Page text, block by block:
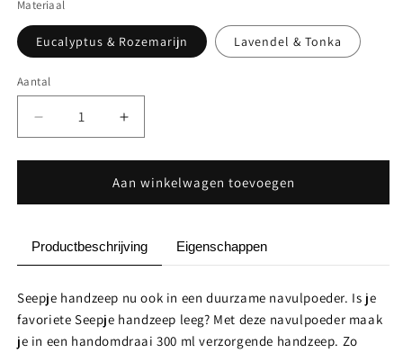
Materiaal
Eucalyptus & Rozemarijn Lavendel & Tonka
Aantal
Aantal
Aantal
verlagen
voor
(Navulling)
Aantal
verhogen
voor
Handzeep
(Navulling)
Aan winkelwagen toevoegen
Productbeschrijving Eigenschappen
Seepje handzeep nu ook in een duurzame navulpoeder. Is je
favoriete Seepje handzeep leeg? Met deze navulpoeder maak
je in een handomdraai 300 ml verzorgende handzeep. Zo